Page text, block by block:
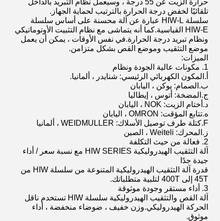
حرارة الزيت عن 55 درجة ، وسيعمل نظام التبريد بالداخل
تلقائيًا لخفض درجة الحرارة بالترتيب لحماية الجهاز.
سلسلة HIW-L عبارة عن آلة محسنة على أساس سلسلة
HIW-E القياسية.كما أنه يتماشى مع نظام التثبيت الأوتوماتيكي
ونظام تبريد درجة الحرارة.في نفس الأوقات ، يمكن أن يعمل
موضع التثقيب وموضع القص بشكل متزامن.
الميزات:
1. مكونات عالية الجودة ونظام
أ.المكون الكهربائي الرئيسي: شنايدر ، ألمانيا.
ب.الصمام: يوكن ، اليابان
ج.المضخة: أتوس ، إيطاليا
د.أختام الزيت: NOK ، اليابان
ه.تتابع المؤقت: OMRON ، اليابان
F.كتلة طرف توصيل الأسلاك: WEIDMULLER ، ألمانيا
ز.المحرك: Weiteli ، الصين
2. فعالة من حيث التكلفة
آلة التثقيب الهيدروليكية HIW SERIES مع نسبة سعر / أداء
جيدة جدًا
قدرة آلة التثقيب الهيدروليكية المتنوعة من سلسلة HIW من
45T إلى 400T لتلبية متطلباتك.
3. أداء مستقر وجودة موثوقة
آلة القص والتثقيب الهيدروليكية سلسلة HIW تستخدم ناقل
الحركة الهيدروليكي.وزن خفيف ، ضوضاء منخفضة ، أداء
موثوق.